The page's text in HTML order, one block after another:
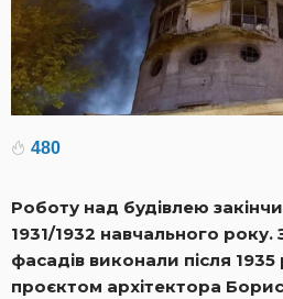
480
Роботу над будівлею
1931/1932 навчального
фасадів виконали після
проєктом архітектора